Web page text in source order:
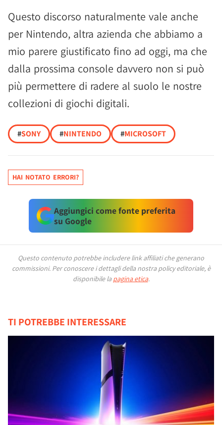
Questo discorso naturalmente vale anche
per Nintendo, altra azienda che abbiamo a
mio parere giustificato fino ad oggi, ma che
dalla prossima console davvero non si può
più permettere di radere al suolo le nostre
collezioni di giochi digitali.
#SONY #NINTENDO #MICROSOFT
HAI NOTATO ERRORI?
Aggiungici come fonte preferita
su Google
Questo contenuto potrebbe includere link affiliati che generano
commissioni. Per conoscere i dettagli della nostra policy editoriale, è
disponibile la pagina etica.
TI POTREBBE INTERESSARE